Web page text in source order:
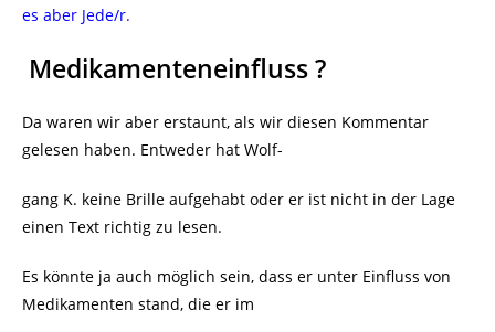
es aber Jede/r.
Medikamenteneinfluss ?
Da waren wir aber erstaunt, als wir diesen Kommentar
gelesen haben. Entweder hat Wolf-
gang K. keine Brille aufgehabt oder er ist nicht in der Lage
einen Text richtig zu lesen.
Es könnte ja auch möglich sein, dass er unter Einfluss von
Medikamenten stand, die er im